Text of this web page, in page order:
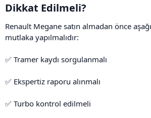
Dikkat Edilmeli?​
Renault Megane satın almadan önce
mutlaka yapılmalıdır:
✅ Tramer kaydı sorgulanmalı
✅ Ekspertiz raporu alınmalı
✅ Turbo kontrol edilmeli